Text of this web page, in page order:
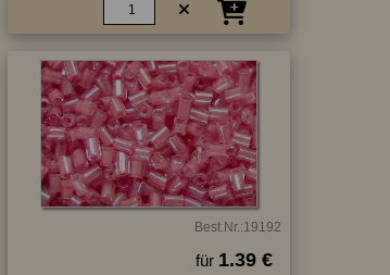
Best.Nr.:19192
für 1.39 €